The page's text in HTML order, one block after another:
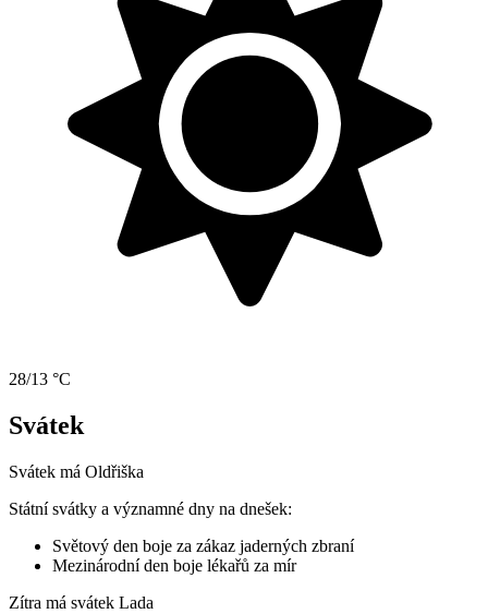
28/13 °C
Svátek
Svátek má Oldřiška
Státní svátky a významné dny na dnešek:
Světový den boje za zákaz jaderných zbraní
Mezinárodní den boje lékařů za mír
Zítra má svátek Lada